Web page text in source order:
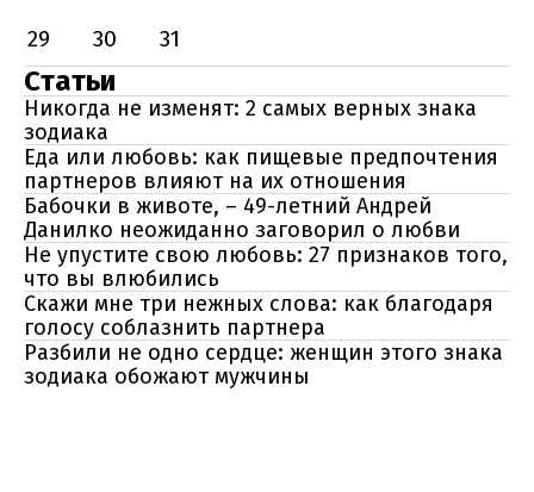
29
30 31
Статьи
Никогда не изменят: 2 самых верных знака
зодиака
Еда или любовь: как пищевые предпочтения
партнеров влияют на их отношения
Бабочки в животе, – 49-летний Андрей
Данилко неожиданно заговорил о любви
Не упустите свою любовь: 27 признаков того,
что вы влюбились
Скажи мне три нежных слова: как благодаря
голосу соблазнить партнера
Разбили не одно сердце: женщин этого знака
зодиака обожают мужчины